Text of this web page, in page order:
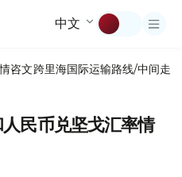
中文
咨文跨里海国际运输路线/中间走廊
民币兑坚戈汇率情